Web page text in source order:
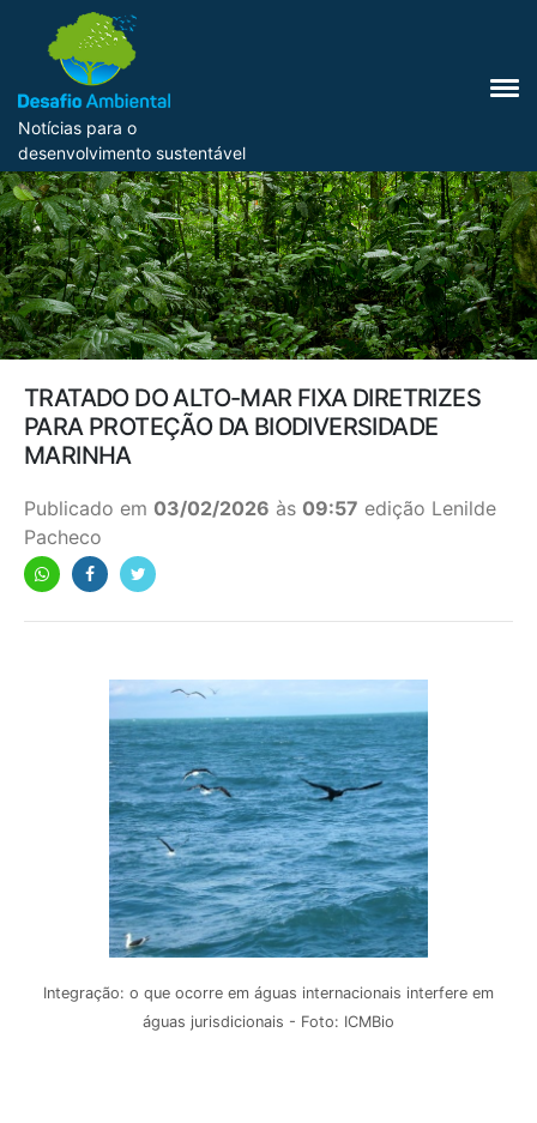
Notícias para o
desenvolvimento sustentável
TRATADO DO ALTO-MAR FIXA DIRETRIZES
PARA PROTEÇÃO DA BIODIVERSIDADE
MARINHA
Publicado em 03/02/2026 às 09:57 edição Lenilde
Pacheco
Integração: o que ocorre em águas internacionais interfere em
águas jurisdicionais - Foto: ICMBio